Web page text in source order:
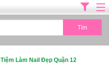
Tiệm Làm Nail Đẹp Quận 12